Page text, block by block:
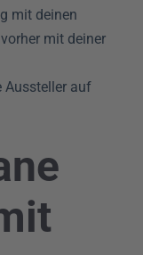
mit deinen
mit deiner
Aussteller auf